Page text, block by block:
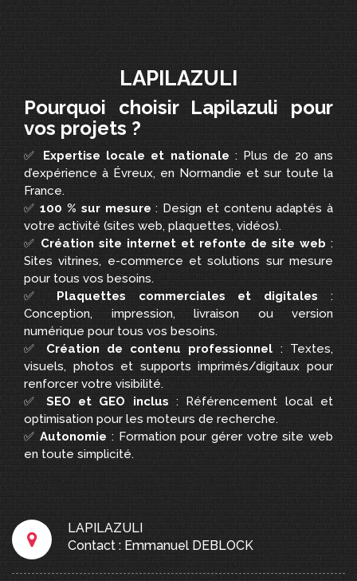
LAPILAZULI
Pourquoi choisir Lapilazuli pour
vos projets ?
✅Expertise locale et nationale : Plus de 20 ans
d’expérience à Évreux, en Normandie et sur toute la
France.
✅100 % sur mesure : Design et contenu adaptés à
votre activité (sites web, plaquettes, vidéos).
✅ Création site internet et refonte de site web :
Sites vitrines, e-commerce et solutions sur mesure
pour tous vos besoins.
✅ Plaquettes commerciales et digitales :
Conception, impression, livraison ou version
numérique pour tous vos besoins.
✅ Création de contenu professionnel : Textes,
visuels, photos et supports imprimés/digitaux pour
renforcer votre visibilité.
✅ SEO et GEO inclus : Référencement local et
optimisation pour les moteurs de recherche.
✅Autonomie : Formation pour gérer votre site web
en toute simplicité.
LAPILAZULI
Contact : Emmanuel DEBLOCK